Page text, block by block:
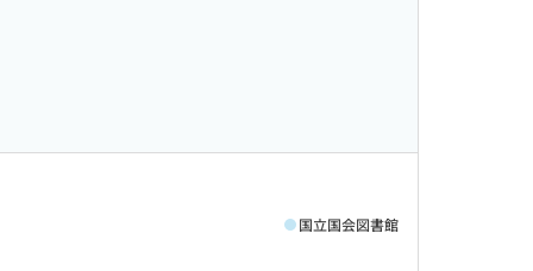
国立国会図書館